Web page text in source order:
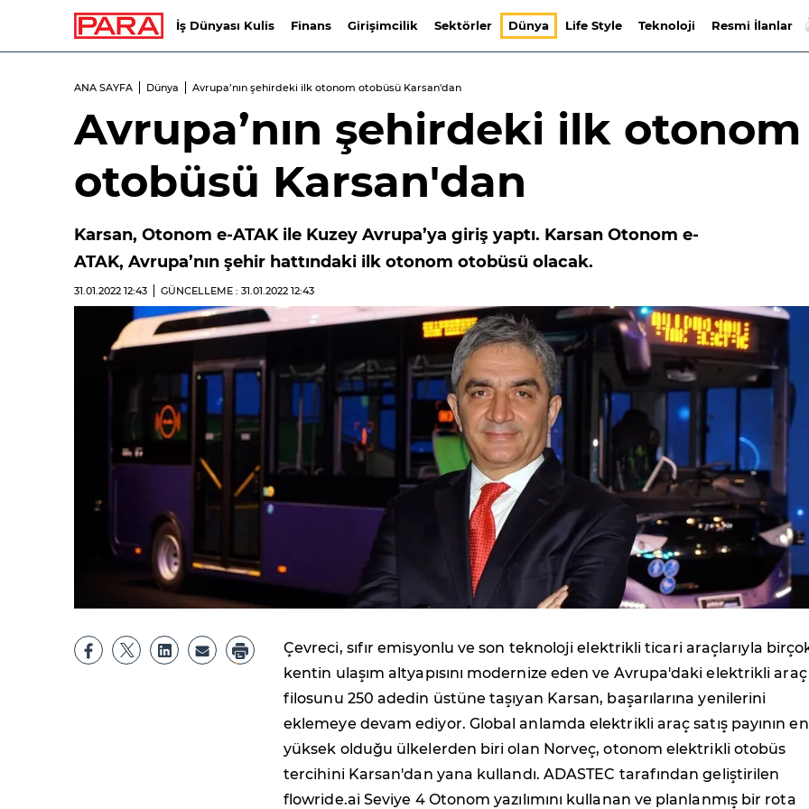
İş Dünyası Kulis Finans Girişimcilik Sektörler Dünya Life Style Teknoloji Resmi İlanlar
ANA SAYFA Dünya Avrupa’nın şehirdeki ilk otonom otobüsü Karsan'dan
Avrupa’nın şehirdeki ilk otonom
otobüsü Karsan'dan
Karsan, Otonom e-ATAK ile Kuzey Avrupa’ya giriş yaptı. Karsan Otonom e-
ATAK, Avrupa’nın şehir hattındaki ilk otonom otobüsü olacak.
31.01.2022 12:43 GÜNCELLEME : 31.01.2022 12:43
Çevreci, sıfır emisyonlu ve son teknoloji elektrikli ticari araçlarıyla
kentin ulaşım altyapısını modernize eden ve Avrupa'daki elektrikli araç
filosunu 250 adedin üstüne taşıyan Karsan, başarılarına yenilerini
eklemeye devam ediyor. Global anlamda elektrikli araç satış payının en
yüksek olduğu ülkelerden biri olan Norveç, otonom elektrikli otobüs
tercihini Karsan'dan yana kullandı. ADASTEC tarafından geliştirilen
flowride.ai Seviye 4 Otonom yazılımını kullanan ve planlanmış bir rota